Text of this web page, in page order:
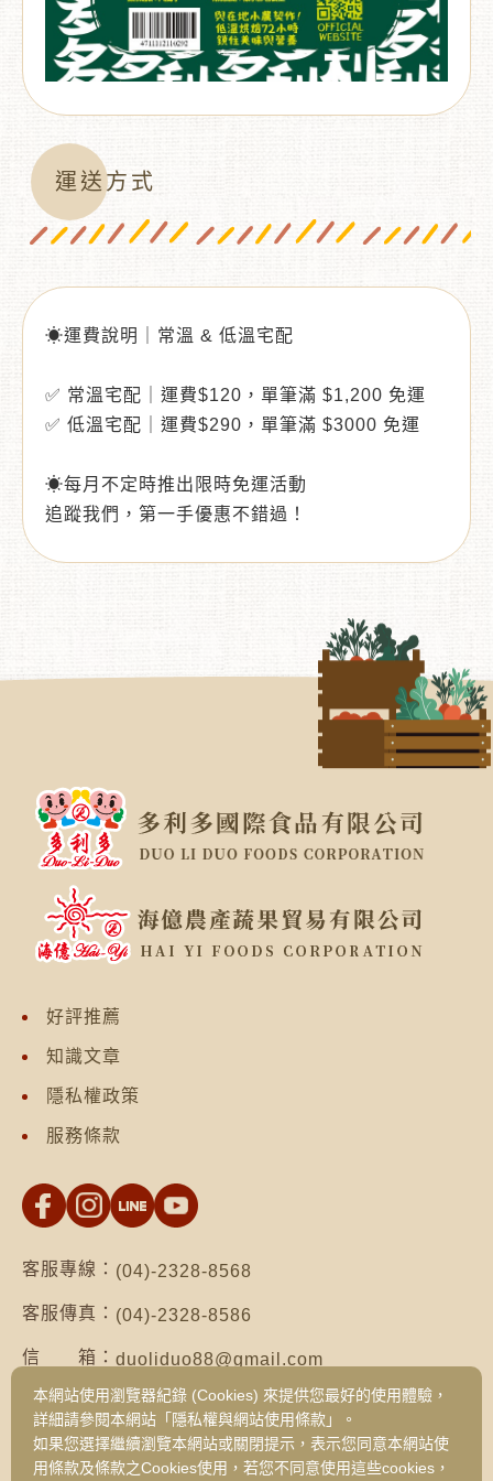
運送方式
☀運費說明｜常溫 & 低溫宅配
✅ 常溫宅配｜運費$120，單筆滿 $1,200 免運
✅ 低溫宅配｜運費$290，單筆滿 $3000 免運
☀每月不定時推出限時免運活動
追蹤我們，第一手優惠不錯過！
好評推薦
知識文章
隱私權政策
服務條款
客服專線： (04)-2328-8568
客服傳真： (04)-2328-8586
信 箱： duoliduo88@gmail.com
地 址：台南市仁德區保安路二段552號（台南總公
司）
台中市西區健行路1049號3樓之19（台中
旗艦門市）
本網站使用瀏覽器紀錄 (Cookies) 來提供您最好的使用體驗，
詳細請參閱本網站「隱私權與網站使用條款」。
如果您選擇繼續瀏覽本網站或關閉提示，表示您同意本網站使
用條款及條款之Cookies使用，若您不同意使用這些cookies，